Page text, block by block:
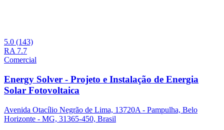
5.0 (143)
RA 7.7
Comercial
Energy Solver - Projeto e Instalação de Energia
Solar Fotovoltaica
Avenida Otacílio Negrão de Lima, 13720A - Pampulha, Belo
Horizonte - MG, 31365-450, Brasil